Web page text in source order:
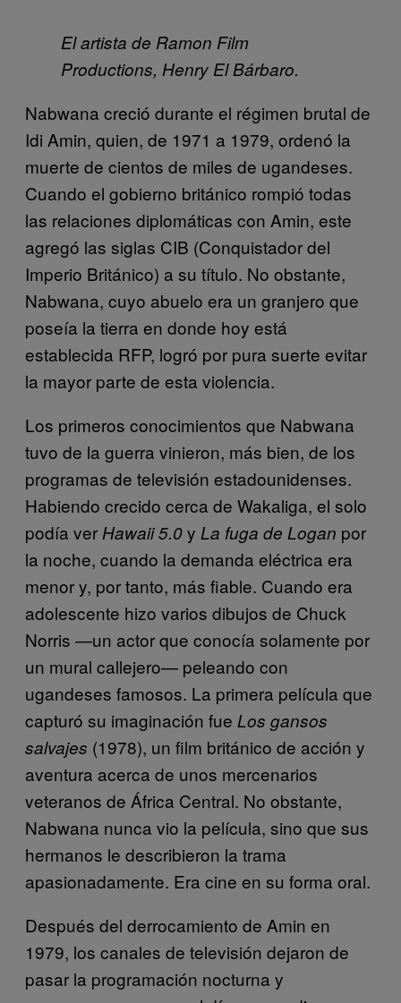
El artista de Ramon Film
Productions, Henry El Bárbaro.
Nabwana creció durante el régimen brutal de
Idi Amin, quien, de 1971 a 1979, ordenó la
muerte de cientos de miles de ugandeses.
Cuando el gobierno británico rompió todas
las relaciones diplomáticas con Amin, este
agregó las siglas CIB (Conquistador del
Imperio Británico) a su título. No obstante,
Nabwana, cuyo abuelo era un granjero que
poseía la tierra en donde hoy está
establecida RFP, logró por pura suerte evitar
la mayor parte de esta violencia.
Los primeros conocimientos que Nabwana
tuvo de la guerra vinieron, más bien, de los
programas de televisión estadounidenses.
Habiendo crecido cerca de Wakaliga, el solo
podía ver Hawaii 5.0y La fuga de Logan por
la noche, cuando la demanda eléctrica era
menor y, por tanto, más fiable. Cuando era
adolescente hizo varios dibujos de Chuck
Norris —un actor que conocía solamente por
un mural callejero— peleando con
ugandeses famosos. La primera película que
capturó su imaginación fue Los gansos
salvajes (1978), un film británico de acción y
aventura acerca de unos mercenarios
veteranos de África Central. No obstante,
Nabwana nunca vio la película, sino que sus
hermanos le describieron la trama
apasionadamente. Era cine en su forma oral.
Después del derrocamiento de Amin en
1979, los canales de televisión dejaron de
pasar la programación nocturna y